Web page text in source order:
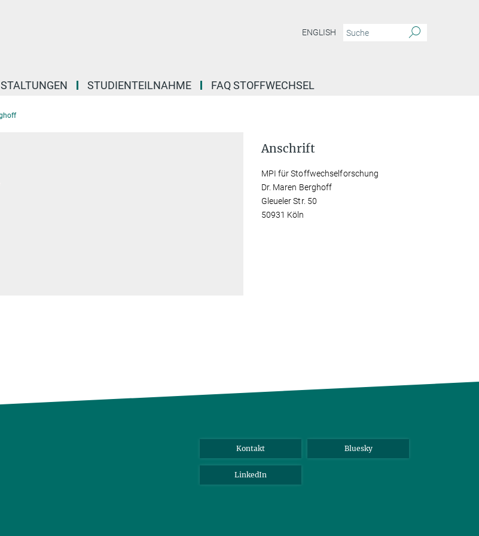
ENGLISH
STUDIENTEILNAHME FAQ STOFFWECHSEL
Anschrift
MPI für Stoffwechselforschung
Dr. Maren Berghoff
Gleueler Str. 50
50931 Köln
Kontakt Bluesky
LinkedIn